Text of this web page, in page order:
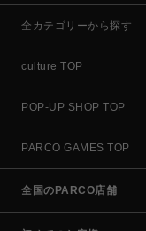
全カテゴリーから探す
culture TOP
POP-UP SHOP TOP
PARCO GAMES TOP
全国のPARCO店舗